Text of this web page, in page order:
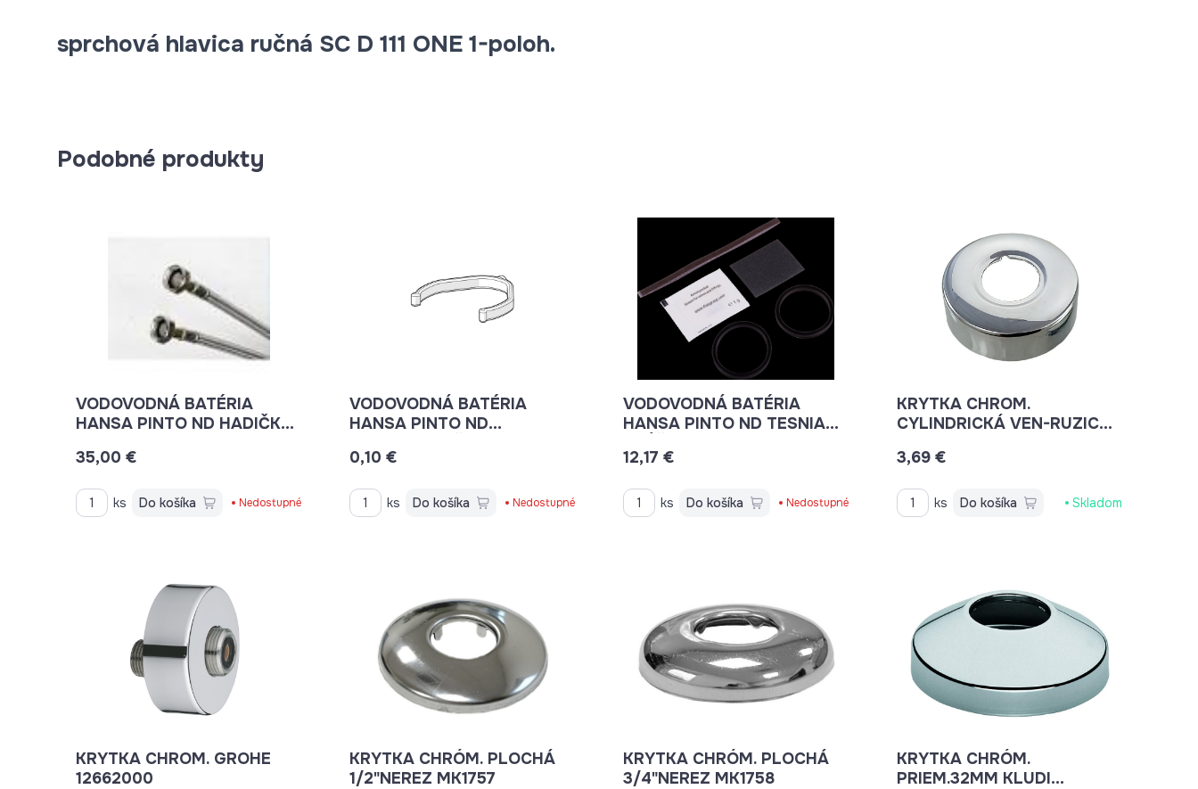
sprchová hlavica ručná SC D 111 ONE 1-poloh.
Podobné produkty
VODOVODNÁ BATÉRIA
HANSA PINTO ND HADIČKY
601481/2
35,00 €
ks Do košíka Nedostupné
VODOVODNÁ BATÉRIA
HANSA PINTO ND
59914489
0,10 €
ks Do košíka Nedostupné
VODOVODNÁ BATÉRIA
HANSA PINTO ND TESNIACE
12,17 €
ks Do košíka Nedostupné
KRYTKA CHROM.
CYLINDRICKÁ VEN-RUZICA-
3,69 €
ks Do košíka Skladom
KRYTKA CHROM. GROHE
12662000
KRYTKA CHRÓM. PLOCHÁ
1/2"NEREZ MK1757
KRYTKA CHRÓM. PLOCHÁ
3/4"NEREZ MK1758
KRYTKA CHRÓM.
PRIEM.32MM KLUDI